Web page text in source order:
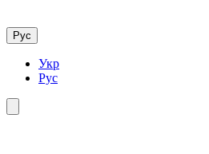
Рус
Укр
Рус